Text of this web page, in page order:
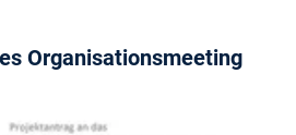
Organisationsmeeting